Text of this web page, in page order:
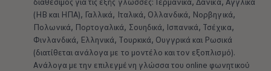
(ΗΒ και ΗΠΑ), Γαλλικά, Ιταλικά, Ολλανδικά, Νορβηγικά,
Πολωνικά, Πορτογαλικά, Σουηδικά, Ισπανικά, Τσέχικα,
Φινλανδικά, Ελληνικά, Τουρκικά, Ουγγρικά και Ρωσικά
(διατίθεται ανάλογα με το μοντέλο και τον εξοπλισμό).
Ανάλογα με την επιλεγμένη γλώσσα του οnline φωνητικού